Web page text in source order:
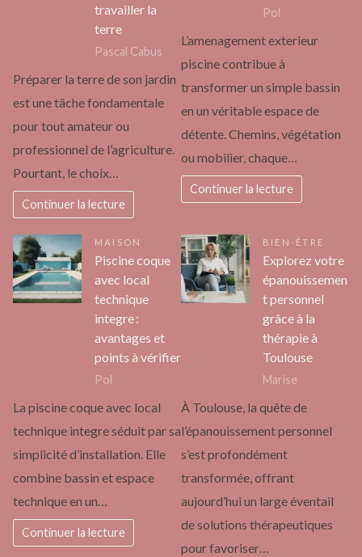
travailler la
terre
Pascal Cabus
Préparer la terre de son jardin
est une tâche fondamentale
pour tout amateur ou
professionnel de l’agriculture.
Pourtant, le choix…
Continuer la lecture
Pol
L’amenagement exterieur
piscine contribue à
transformer un simple bassin
en un véritable espace de
détente. Chemins, végétation
ou mobilier, chaque…
Continuer la lecture
MAISON
Piscine coque
avec local
technique
integre :
avantages et
points à vérifier
Pol
La piscine coque avec local
technique integre séduit par sa
simplicité d’installation. Elle
combine bassin et espace
technique en un…
Continuer la lecture
BIEN-ÊTRE
Explorez votre
épanouissemen
t personnel
grâce à la
thérapie à
Toulouse
Marise
À Toulouse, la quête de
l’épanouissement personnel
s’est profondément
transformée, offrant
aujourd’hui un large éventail
de solutions thérapeutiques
pour favoriser…